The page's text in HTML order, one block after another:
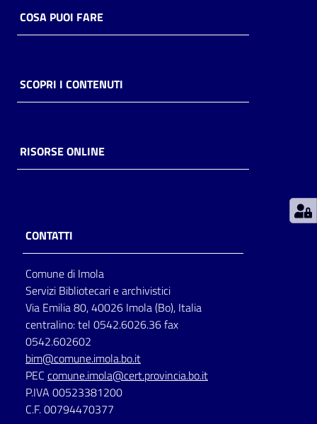
Casa
Piani
storico
per
lettura
Seguici
su
COSA PUOI FARE
SCOPRI I CONTENUTI
RISORSE ONLINE
CONTATTI
Comune di Imola
Servizi Bibliotecari e archivistici
Via Emilia 80, 40026 Imola (Bo), Italia
centralino: tel 0542.6026.36 fax
0542.602602
bim@comune.imola.bo.it
PEC comune.imola@cert.provincia.bo.it
P.IVA 00523381200
C.F. 00794470377